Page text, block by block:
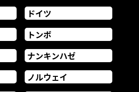
ドイツ
トンボ
ナンキンハゼ
ノルウェイ